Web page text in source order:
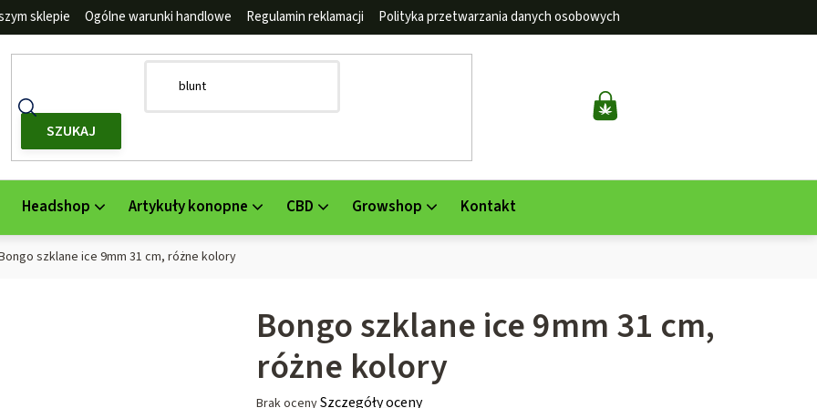
sklepie Ogólne warunki handlowe Regulamin reklamacji Polityka przetwarzania danych osobowych
SZUKAJ KOSZYK
Headshop Artykuły konopne CBD Growshop Kontakt
szklane ice 9mm 31 cm, różne kolory
Bongo szklane ice 9mm 31 cm,
różne kolory
Średnia
Brak ocenySzczegóły oceny